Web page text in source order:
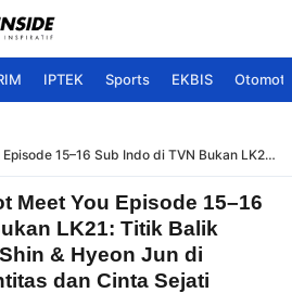
IPTEK Sports EKBIS
15–16 Sub Indo di TVN Bukan LK21:
& Hyeon Jun di Tengah Badai Identitas
Meet You Episode 15–16
LK21: Titik Balik
& Hyeon Jun di
dan Cinta Sejati